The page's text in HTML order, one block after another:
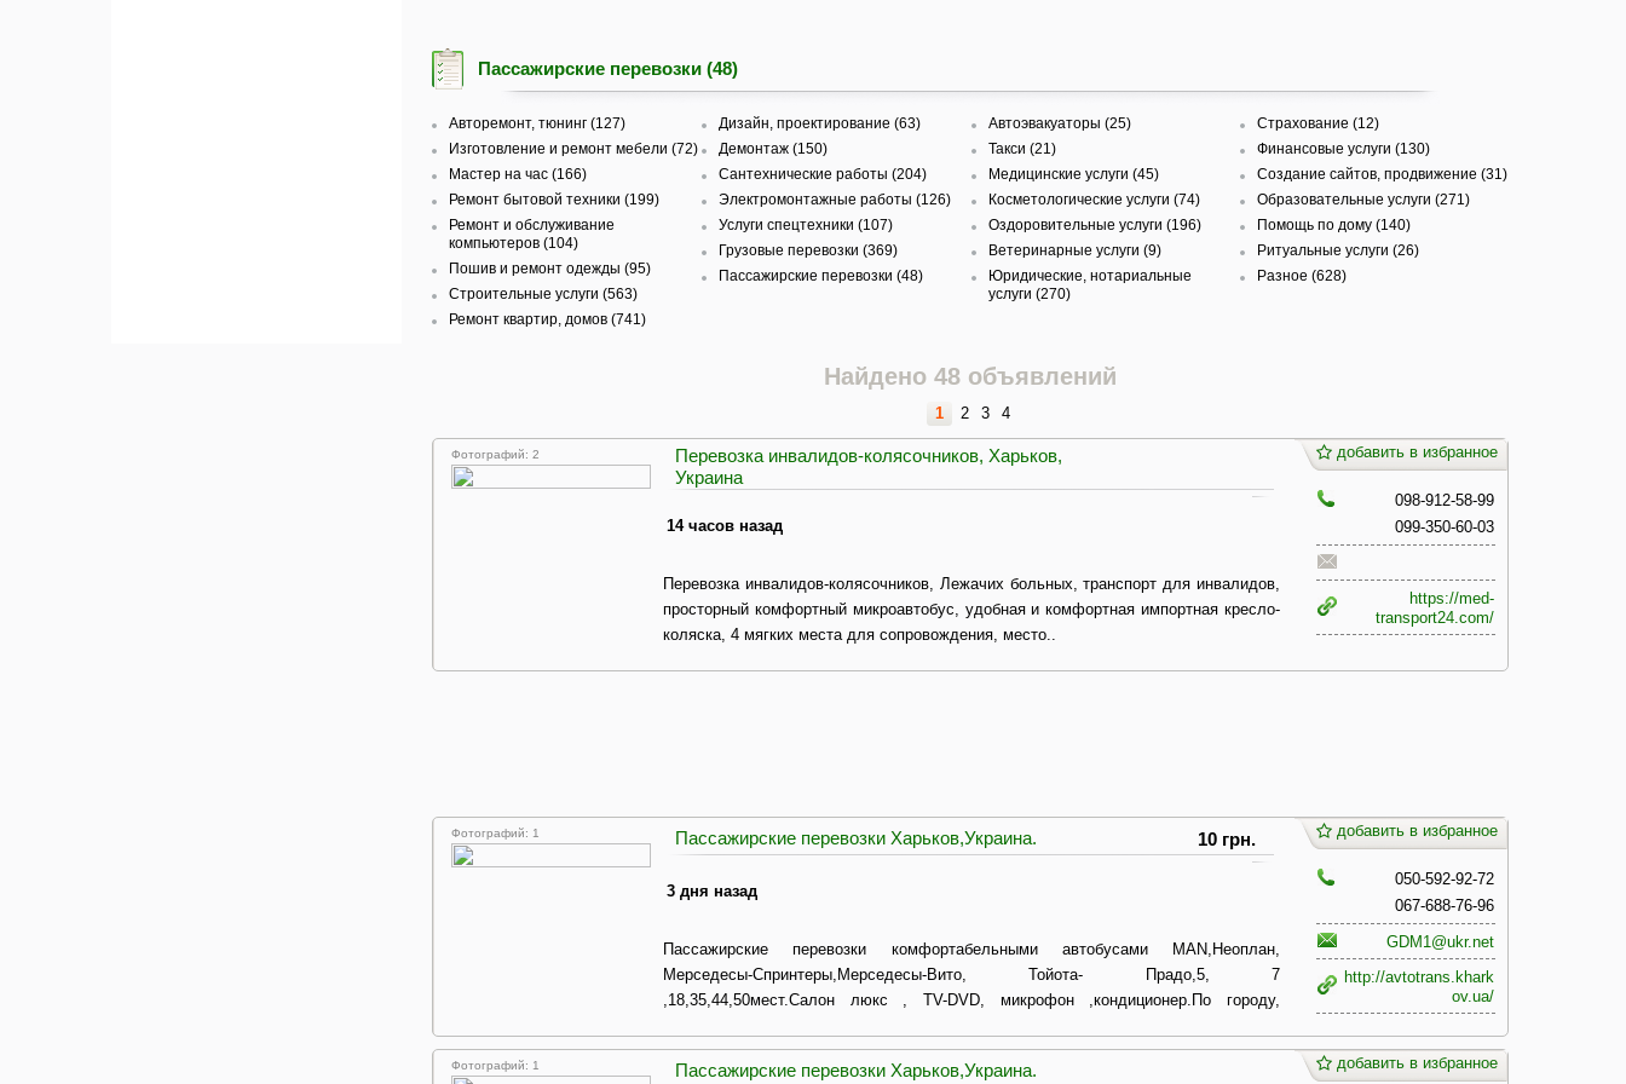
Пассажирские перевозки (48)
Авторемонт, тюнинг (127)
Изготовление и ремонт мебели (72)
Мастер на час (166)
Ремонт бытовой техники (199)
Ремонт и обслуживание
компьютеров (104)
Пошив и ремонт одежды (95)
Строительные услуги (563)
Ремонт квартир, домов (741)
Дизайн, проектирование (63)
Демонтаж (150)
Сантехнические работы (204)
Электромонтажные работы (126)
Услуги спецтехники (107)
Грузовые перевозки (369)
Пассажирские перевозки (48)
Автоэвакуаторы (25)
Такси (21)
Медицинские услуги (45)
Косметологические услуги (74)
Оздоровительные услуги (196)
Ветеринарные услуги (9)
Юридические, нотариальные
услуги (270)
Страхование (12)
Финансовые услуги (130)
Создание сайтов, продвижение (31)
Образовательные услуги (271)
Помощь по дому (140)
Ритуальные услуги (26)
Разное (628)
Найдено 48 объявлений
1 2 3 4
Фотографий: 2
Перевозка инвалидов-колясочников, Харьков,
Украина
14 часов назад
Перевозка инвалидов-колясочников, Лежачих больных, транспорт для инвалидов,
просторный комфортный микроавтобус, удобная и комфортная импортная кресло-
коляска, 4 мягких места для сопровождения, место..
добавить в избранное
098-912-58-99
099-350-60-03
https://med-
transport24.com/
Фотографий: 1 Пассажирские перевозки Харьков,Украина. 10 грн.
3 дня назад
Пассажирские перевозки комфортабельными автобусами МАN,Неоплан,
Мерседесы-Спринтеры,Мерседесы-Вито, Тойота- Прадо,5, 7
,18,35,44,50мест.Салон люкс , TV-DVD, микрофон ,кондиционер.По городу,
добавить в избранное
050-592-92-72
067-688-76-96
GDM1@ukr.net
http://avtotrans.khark
ov.ua/
Фотографий: 1 Пассажирские перевозки Харьков,Украина. добавить в избранное